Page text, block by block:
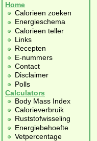
Home
Calorieen zoeken
Energieschema
Calorieen teller
Links
Recepten
E-nummers
Contact
Disclaimer
Polls
Calculators
Body Mass Index
Calorieverbruik
Ruststofwisseling
Energiebehoefte
Vetpercentage